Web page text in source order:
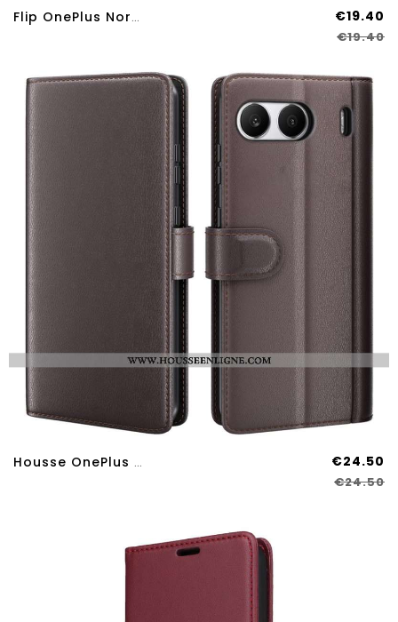
Flip OnePlus Nord 4 Effet Daim €19.40
€19.40
Housse OnePlus Nord 4 Véritable Cuir €24.50
€24.50